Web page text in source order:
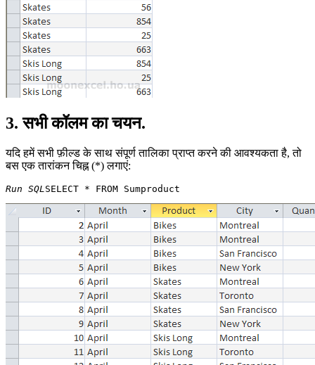
3. सभी कॉलम का चयन.
यदि हमें सभी फ़ील्ड के साथ संपूर्ण तालिका प्राप्त करने की आवश्यकता है, तो
बस एक तारांकन चिह्न (*) लगाएं:
Run SQLSELECT * FROM Sumproduct